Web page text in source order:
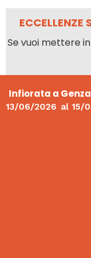
ECCELLENZE
Se vuoi mettere
Infiorata a
13/06/2026 al 15/